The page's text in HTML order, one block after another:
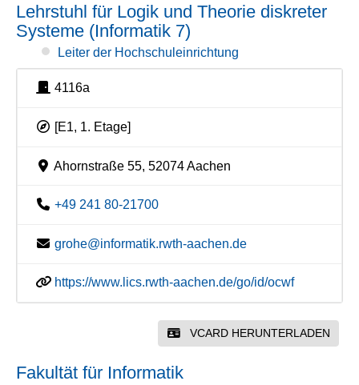
Lehrstuhl für Logik und Theorie diskreter
Systeme (Informatik 7)
Leiter der Hochschuleinrichtung
4116a
[E1, 1. Etage]
Ahornstraße 55, 52074 Aachen
+49 241 80-21700
grohe@informatik.rwth-aachen.de
https://www.lics.rwth-aachen.de/go/id/ocwf
VCARD HERUNTERLADEN
Fakultät für Informatik